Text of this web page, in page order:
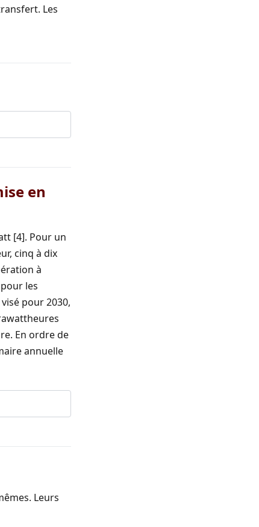
Les
en
[4]. Pour un
cinq à dix
à
les
pour 2030,
En ordre de
annuelle
Leurs